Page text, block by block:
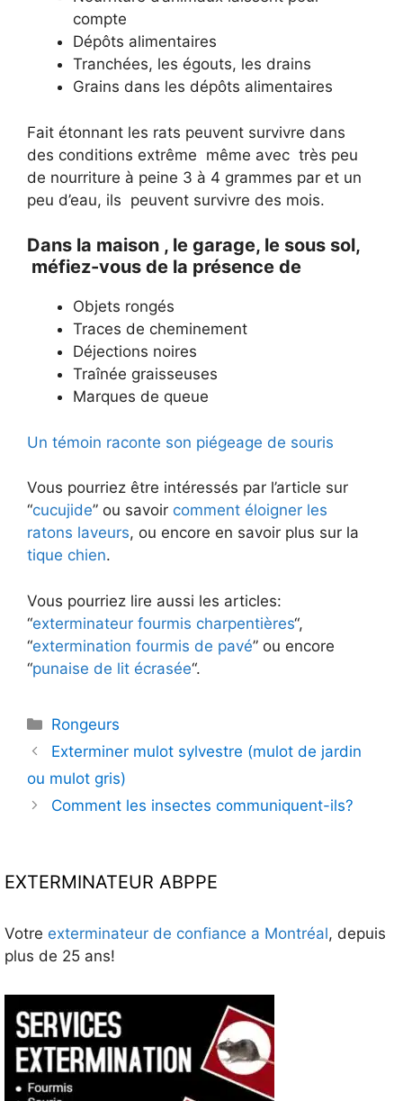
compte
Dépôts alimentaires
Tranchées, les égouts, les drains
Grains dans les dépôts alimentaires
Fait étonnant les rats peuvent survivre dans
des conditions extrême même avec très peu
de nourriture à peine 3 à 4 grammes par et un
peu d’eau, ils peuvent survivre des mois.
Dans la maison , le garage, le sous sol,
méfiez-vous de la présence de
Objets rongés
Traces de cheminement
Déjections noires
Traînée graisseuses
Marques de queue
Un témoin raconte son piégeage de souris
Vous pourriez être intéressés par l’article sur
“cucujide” ou savoir comment éloigner les
ratons laveurs, ou encore en savoir plus sur la
tique chien.
Vous pourriez lire aussi les articles:
“exterminateur fourmis charpentières“,
“extermination fourmis de pavé” ou encore
“punaise de lit écrasée“.
Catégories
Rongeurs
Exterminer mulot sylvestre (mulot de jardin
ou mulot gris)
Comment les insectes communiquent-ils?
EXTERMINATEUR ABPPE
Votre exterminateur de confiance a Montréal, depuis
plus de 25 ans!